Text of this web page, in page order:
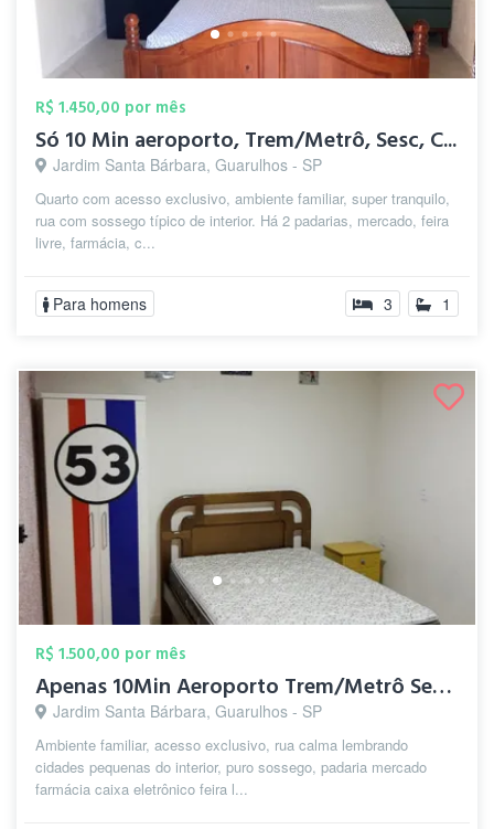
R$ 1.450,00 por mês
Só 10 Min aeroporto, Trem/Metrô, Sesc, C...
Jardim Santa Bárbara, Guarulhos - SP
Quarto com acesso exclusivo, ambiente familiar, super tranquilo,
rua com sossego típico de interior. Há 2 padarias, mercado, feira
livre, farmácia, c...
Para homens 3 1
R$ 1.500,00 por mês
Apenas 10Min Aeroporto Trem/Metrô Sesc C...
Jardim Santa Bárbara, Guarulhos - SP
Ambiente familiar, acesso exclusivo, rua calma lembrando
cidades pequenas do interior, puro sossego, padaria mercado
farmácia caixa eletrônico feira l...